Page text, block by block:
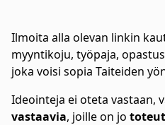
Ilmoita alla olevan linkin
myyntikoju, työpaja,
joka voisi sopia Taiteiden
Ideointeja ei oteta vastaan,
vastaavia, joille on jo